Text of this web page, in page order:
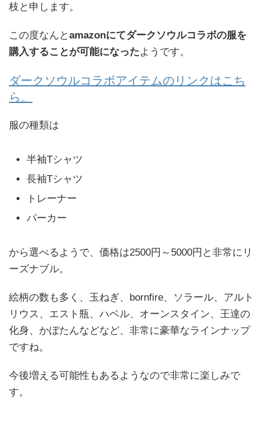
枝と申します。
この度なんとamazonにてダークソウルコラボの服を
購入することが可能になったようです。
ダークソウルコラボアイテムのリンクはこち
ら。
服の種類は
半袖Tシャツ
長袖Tシャツ
トレーナー
パーカー
から選べるようで、価格は2500円～5000円と非常にリ
ーズナブル。
絵柄の数も多く、玉ねぎ、bornfire、ソラール、アルト
リウス、エスト瓶、ハベル、オーンスタイン、王達の
化身、かぼたんなどなど、非常に豪華なラインナップ
ですね。
今後増える可能性もあるようなので非常に楽しみで
す。